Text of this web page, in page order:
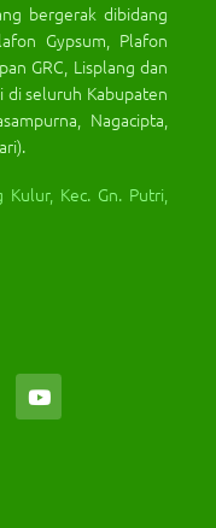
bergerak dibidang
Gypsum, Plafon
GRC, Lisplang dan
di seluruh Kabupaten
Nagacipta,
Kec. Gn. Putri,